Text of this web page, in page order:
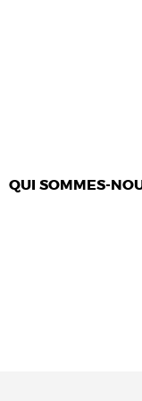
QUI SOMMES-